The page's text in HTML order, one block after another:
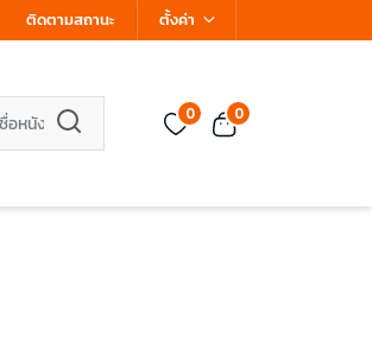
ติดตามสถานะ ตั้งค่า
0 0